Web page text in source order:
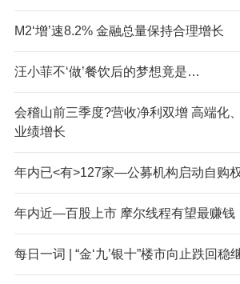
M2‘增’速8.2% 金融总量保持合理增长
汪小菲不‘做’餐饮后的梦想竟是…
会稽山前三季度?营收净利双增 高端化
业绩增长
年内已<有>127家—公募机构启动自购
年内近—百股上市 摩尔线程有望最赚钱
每日一词 | “金‘九’银十”楼市向止跌回稳